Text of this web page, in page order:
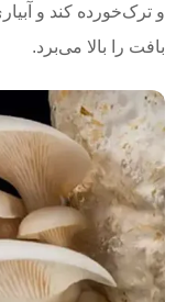
و ترک‌خورده کند و
بافت را بالا می‌برد.